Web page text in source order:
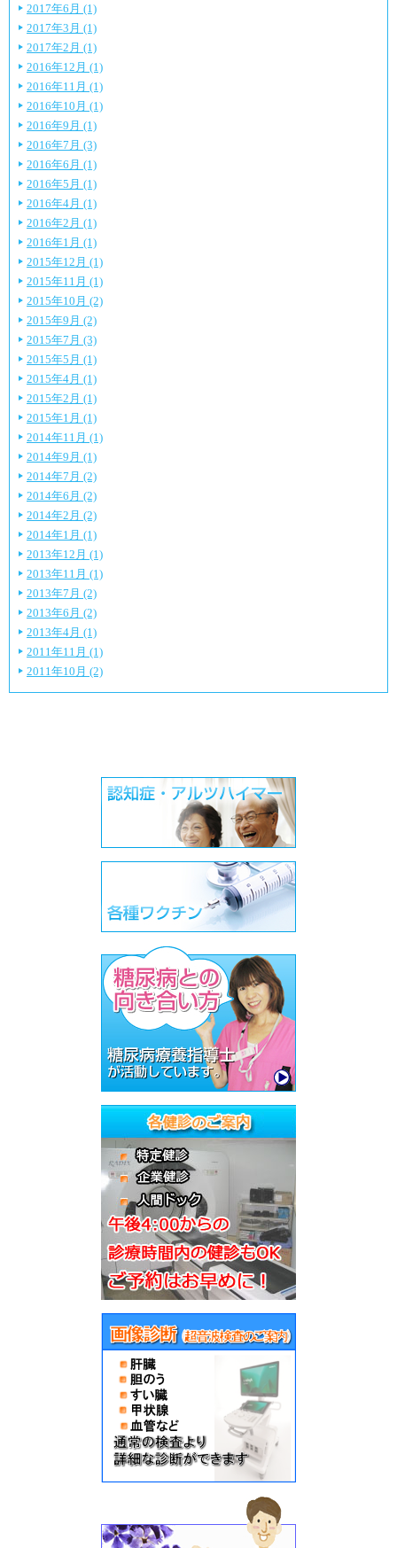
2017年6月 (1)
2017年3月 (1)
2017年2月 (1)
2016年12月 (1)
2016年11月 (1)
2016年10月 (1)
2016年9月 (1)
2016年7月 (3)
2016年6月 (1)
2016年5月 (1)
2016年4月 (1)
2016年2月 (1)
2016年1月 (1)
2015年12月 (1)
2015年11月 (1)
2015年10月 (2)
2015年9月 (2)
2015年7月 (3)
2015年5月 (1)
2015年4月 (1)
2015年2月 (1)
2015年1月 (1)
2014年11月 (1)
2014年9月 (1)
2014年7月 (2)
2014年6月 (2)
2014年2月 (2)
2014年1月 (1)
2013年12月 (1)
2013年11月 (1)
2013年7月 (2)
2013年6月 (2)
2013年4月 (1)
2011年11月 (1)
2011年10月 (2)